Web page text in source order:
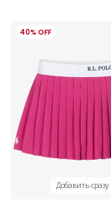
40% OFF
Добавить сразу